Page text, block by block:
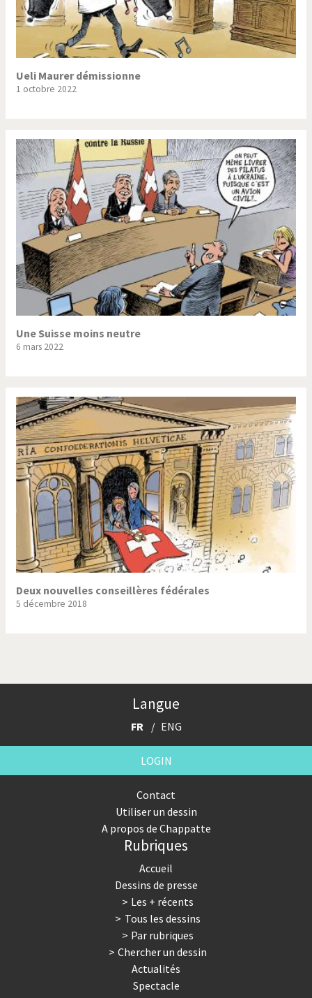
Ueli Maurer démissionne
1 octobre 2022
Une Suisse moins neutre
6 mars 2022
Deux nouvelles conseillères fédérales
5 décembre 2018
Langue
FR ENG
LOGIN
Contact
Utiliser un dessin
A propos de Chappatte
Rubriques
Accueil
Dessins de presse
Les + récents
Tous les dessins
Par rubriques
Chercher un dessin
Actualités
Spectacle